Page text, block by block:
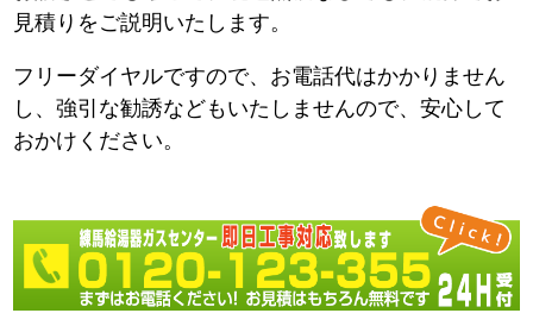
見積りをご説明いたします。
フリーダイヤルですので、お電話代はかかりません
し、強引な勧誘などもいたしませんので、安心して
おかけください。